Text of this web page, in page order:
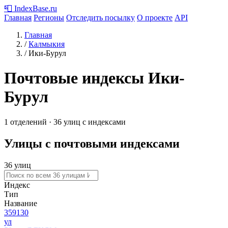
📮 IndexBase.ru
Главная Регионы Отследить посылку О проекте API
Главная
/ Калмыкия
/ Ики-Бурул
Почтовые индексы Ики-
Бурул
1 отделений · 36 улиц с индексами
Улицы с почтовыми индексами
36 улиц
Индекс
Тип
Название
359130
ул